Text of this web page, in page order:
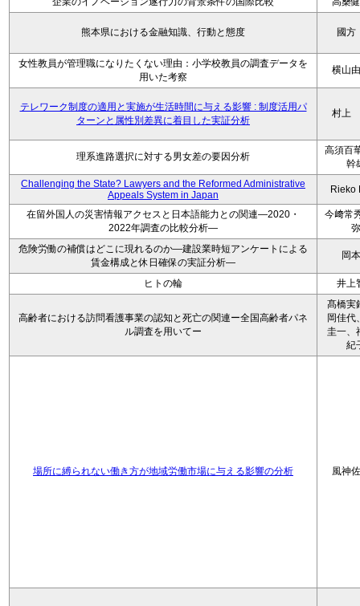
熊本県における金融知識、行動と態度 國
女性教員が管理職になりたくない理由：小学校教員の調査データを
用いた考察
横山
テレワーク制度の適用と実施が生活時間に与える影響 : 制度活用パ
ターンと属性別差異に着目した実証分析
村上
理系進路選択に対する男女差の要因分析
高須百
幹
Challenging the State? Lawyers and the Reformed Administrative
Appeals System in Japan
Rieko
在留外国人の災害情報アクセスと日本語能力との関連―2020・
2022年調査の比較分析―
今﨑常
弥
危険労働の補償はどこに現れるのか―建設業時短アンケートによる
賃金構成と休日確保の実証分析―
岡
ヒトの輪 井上
高齢者における訪問看護事業の認知と死亡の関連ー全国高齢者パネ
ル調査を用いてー
髙橋実
岡佳代
圭一、
紀
場所に縛られない働き方が地域労働市場に与える影響の分析 風神